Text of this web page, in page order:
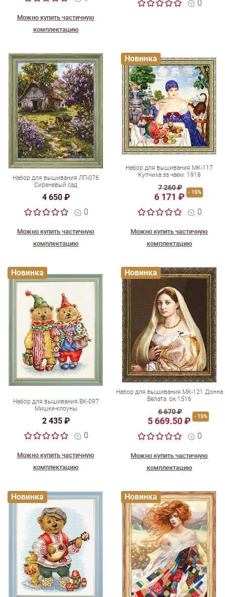
Можно купить частичную
комплектацию
0
Набор для вышивания ЛП-076
Сиреневый сад
4 650 ₽
0
Можно купить частичную
комплектацию
Набор для вышивания МК-117
Купчиха за чаем. 1918
7 260 ₽
6 171 ₽ - 15%
0
Можно купить частичную
комплектацию
Новинка
Набор для вышивания ВК-097
Мишки-клоуны
2 435 ₽
0
Можно купить частичную
комплектацию
Новинка
Набор для вышивания МК-121 Донна
Велата. ок 1516
6 670 ₽
5 669.50 ₽ - 15%
0
Можно купить частичную
комплектацию
Новинка
Новинка Новинка